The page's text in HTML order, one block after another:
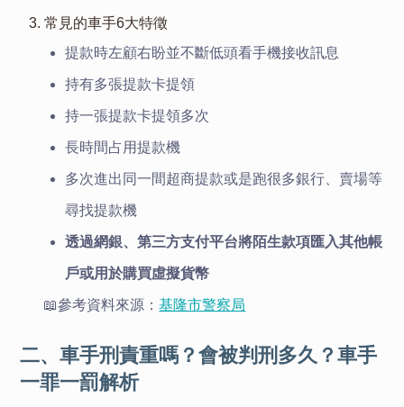
3. 常見的車手6大特徵
提款時左顧右盼並不斷低頭看手機接收訊息
持有多張提款卡提領
持一張提款卡提領多次
長時間占用提款機
多次進出同一間超商提款或是跑很多銀行、賣場等
尋找提款機
透過網銀、第三方支付平台將陌生款項匯入其他帳
戶或用於購買虛擬貨幣
📖參考資料來源：基隆市警察局
二、車手刑責重嗎？會被判刑多久？車手
一罪一罰解析